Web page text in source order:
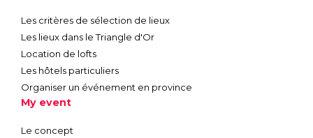
Les critères de sélection de lieux
Les lieux dans le Triangle d'Or
Location de lofts
Les hôtels particuliers
Organiser un événement en province
My event
Le concept